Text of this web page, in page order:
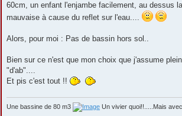
60cm, un enfant l'enjambe facilement, au dessus
mauvaise à cause du reflet sur l'eau....
Alors, pour moi : Pas de bassin hors sol..
Bien sur ce n'est que mon choix que j'assume
"d'ab"....
Et pis c'est tout !!
Une bassine de 80 m3 Un vivier quoi!!.....Mais